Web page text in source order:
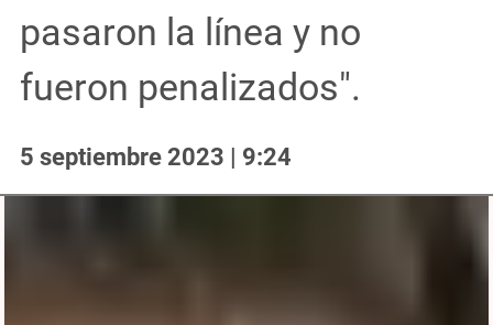
pasaron la línea y no
fueron penalizados".
5 septiembre 2023 | 9:24